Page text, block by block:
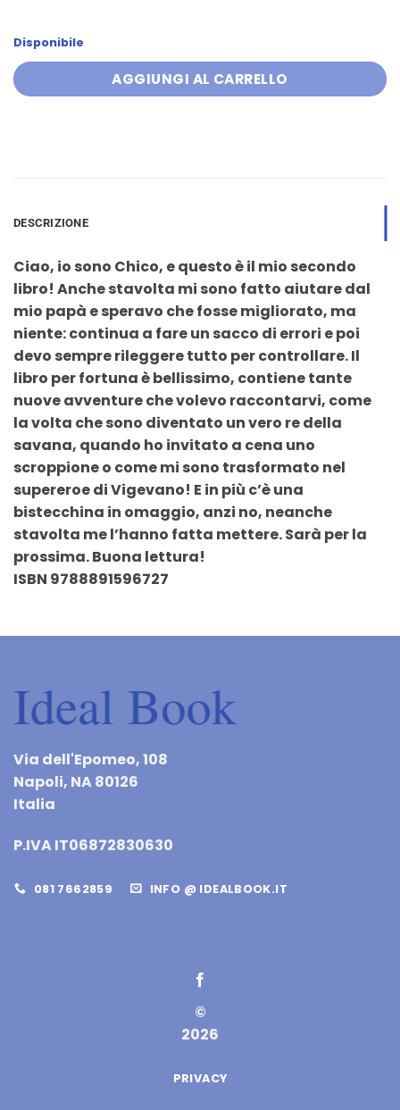
Disponibile
AGGIUNGI AL CARRELLO
DESCRIZIONE
Ciao, io sono Chico, e questo è il mio secondo
libro! Anche stavolta mi sono fatto aiutare dal
mio papà e speravo che fosse migliorato, ma
niente: continua a fare un sacco di errori e poi
devo sempre rileggere tutto per controllare. Il
libro per fortuna è bellissimo, contiene tante
nuove avventure che volevo raccontarvi, come
la volta che sono diventato un vero re della
savana, quando ho invitato a cena uno
scroppione o come mi sono trasformato nel
supereroe di Vigevano! E in più c’è una
bistecchina in omaggio, anzi no, neanche
stavolta me l’hanno fatta mettere. Sarà per la
prossima. Buona lettura!
ISBN 9788891596727
Via dell'Epomeo, 108
Napoli, NA 80126
Italia
P.IVA IT06872830630
081 7662859 INFO @ IDEALBOOK.IT
©
2026
PRIVACY